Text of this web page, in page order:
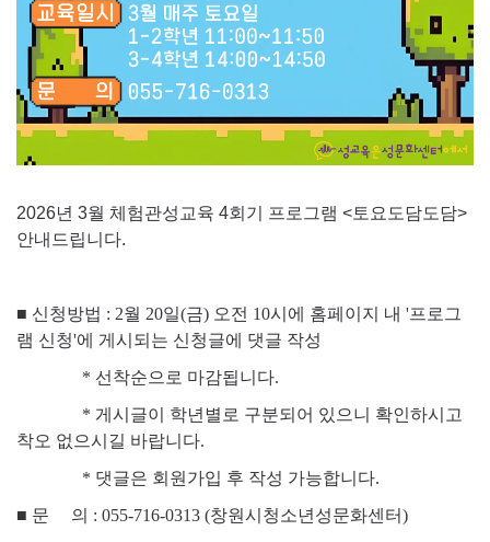
2026년 3월 체험관성교육 4회기 프로그램 <토요도담도담>
안내드립니다.
■ 신청방법 : 2월 20일(금) 오전 10시에 홈페이지 내 '프로그
램 신청'에 게시되는 신청글에 댓글 작성
* 선착순으로 마감됩니다.
* 게시글이 학년별로 구분되어 있으니 확인하시고
착오 없으시길 바랍니다.
* 댓글은 회원가입 후 작성 가능합니다.
■ 문 의 : 055-716-0313 (창원시청소년성문화센터)